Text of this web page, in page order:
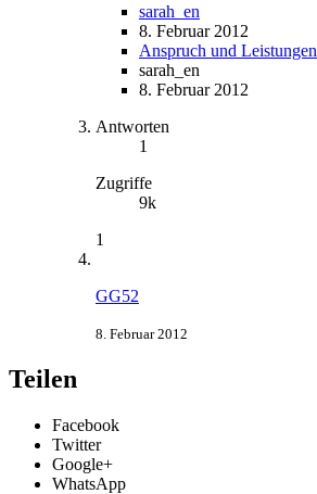
sarah_en
8. Februar 2012
Anspruch und Leistungen
sarah_en
8. Februar 2012
Antworten
1
Zugriffe
9k
1
GG52
8. Februar 2012
Teilen
Facebook
Twitter
Google+
WhatsApp